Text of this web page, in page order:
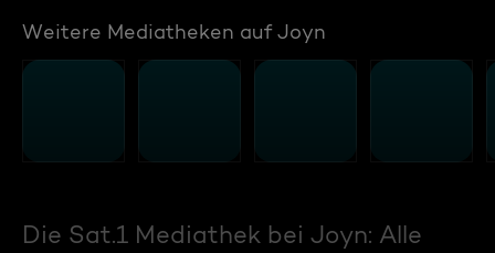
Weitere Mediatheken auf Joyn
Die Sat.1 Mediathek bei Joyn: Alle